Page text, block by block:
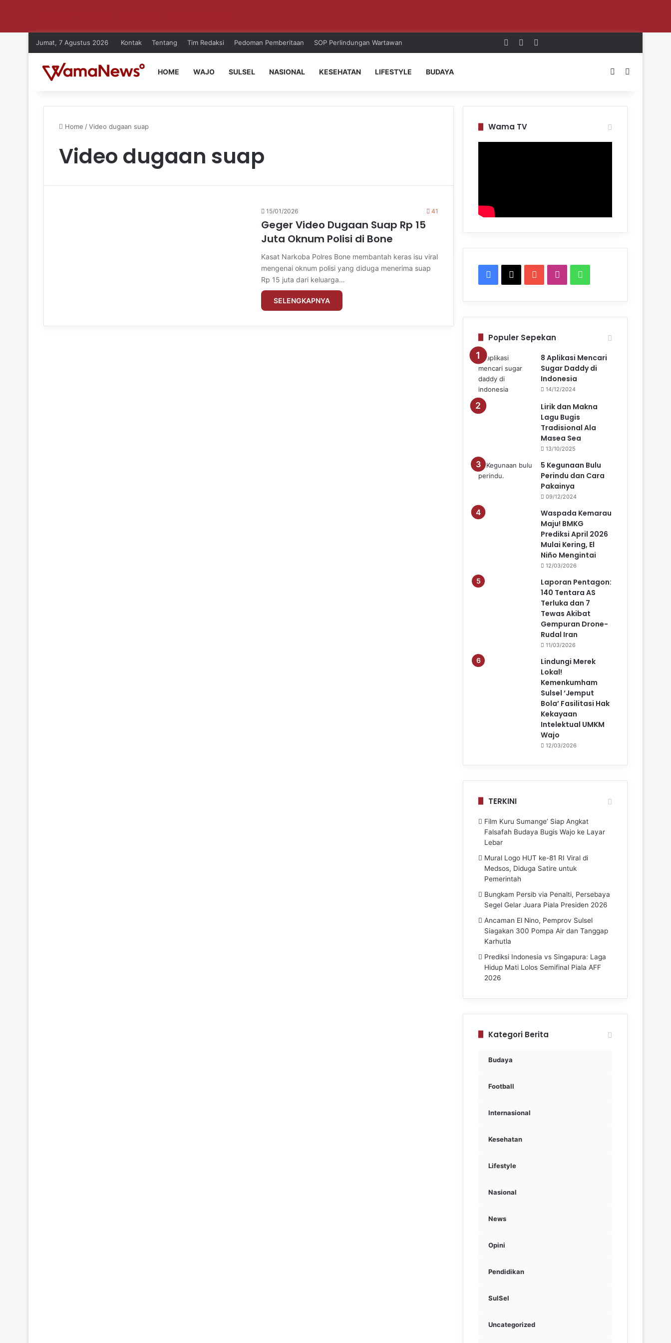
Jumat, 7 Agustus 2026 Kontak Tentang Tim Redaksi Pedoman Pemberitaan SOP Perlindungan Wartawan Log InRandom Article
HOME WAJO SULSEL NASIONAL KESEHATAN LIFESTYLE BUDAYA Switch skin
Home /Video dugaan suap
Video dugaan suap
15/01/2026 41
Geger Video Dugaan Suap Rp 15
Juta Oknum Polisi di Bone
Kasat Narkoba Polres Bone membantah keras isu viral
mengenai oknum polisi yang diduga menerima suap
Rp 15 juta dari keluarga…
SELENGKAPNYA
Wama TV
c
e
b
o
o
u
T
u
b
e
s
a
g
r
a
m
a
s
A
Populer Sepekan
8 Aplikasi Mencari
Sugar Daddy di
Indonesia
14/12/2024
Lirik dan Makna
Lagu Bugis
Tradisional Ala
Masea Sea
13/10/2025
5 Kegunaan Bulu
Perindu dan Cara
Pakainya
09/12/2024
Waspada Kemarau
Maju! BMKG
Prediksi April 2026
Mulai Kering, El
Niño Mengintai
12/03/2026
Laporan Pentagon:
140 Tentara AS
Terluka dan 7
Tewas Akibat
Gempuran Drone-
Rudal Iran
11/03/2026
Lindungi Merek
Lokal!
Kemenkumham
Sulsel ‘Jemput
Bola’ Fasilitasi Hak
Kekayaan
Intelektual UMKM
Wajo
12/03/2026
TERKINI
Film Kuru Sumange’ Siap Angkat
Falsafah Budaya Bugis Wajo ke Layar
Lebar
Mural Logo HUT ke-81 RI Viral di
Medsos, Diduga Satire untuk
Pemerintah
Bungkam Persib via Penalti, Persebaya
Segel Gelar Juara Piala Presiden 2026
Ancaman El Nino, Pemprov Sulsel
Siagakan 300 Pompa Air dan Tanggap
Karhutla
Prediksi Indonesia vs Singapura: Laga
Hidup Mati Lolos Semifinal Piala AFF
2026
Kategori Berita
Budaya
Football
Internasional
Kesehatan
Lifestyle
Nasional
News
Opini
Pendidikan
SulSel
Uncategorized